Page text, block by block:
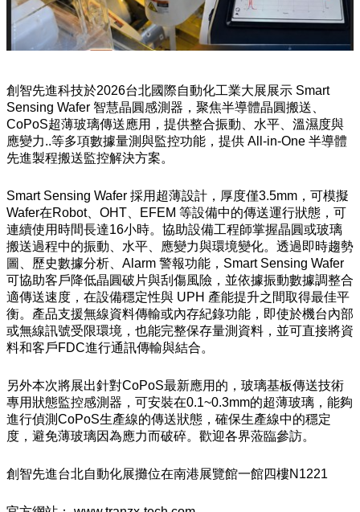
創智先進科技於2026台北國際自動化工業大展展示 Smart
Sensing Wafer 智慧晶圓感測器，聚焦半導體晶圓搬送、
CoPoS超薄玻璃傳送應用，提供整合振動、水平、溫濕度與
應變力..等多項數據量測與監控功能，提供 All-in-One 半導體
先進製程搬送監控解決方案。
Smart Sensing Wafer 採用超薄設計，厚度僅3.5mm，可模擬
Wafer在Robot、OHT、EFEM 等設備中的傳送運行狀態，可
連續使用時間長達16小時。協助設備工程師掌握晶圓或玻璃
搬送過程中的振動、水平、應變力與環境變化。透過即時趨勢
圖、歷史數據分析、Alarm 警報功能，Smart Sensing Wafer
可協助客戶降低晶圓破片與刮傷風險，並依據振動數據調整合
適傳送速度，在設備穩定性與 UPH 產能提升之間取得最佳平
衡。產品支援無線資料傳輸或內存紀錄功能，即使於機台內部
或無線訊號受限環境，也能完整保存量測資料，並可直接將資
料和客戶FDC進行通訊傳輸與結合。
另外本次將展出針對CoPoS最新應用的，玻璃基板傳送技術
專用狀態監控感測器，可安裝在0.1~0.3mm的超薄玻璃，能夠
進行偵測CoPoS生產線的傳送狀態，確保生產線中的穩定
度，避免薄玻璃因為應力而破碎。歡迎各界蒞臨參訪。
創智先進台北自動化展攤位在南港展覽館一館四樓N1221